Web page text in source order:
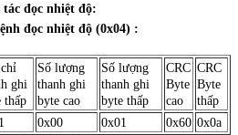
tác đọc nhiệt độ:
đọc nhiệt độ (0x04) :
ghi
thấp
Số lượng
thanh ghi
byte cao
Số lượng
thanh ghi
byte thấp
CRC
Byte
cao
CRC
Byte
thấp
0x00 0x01 0x60 0x0a